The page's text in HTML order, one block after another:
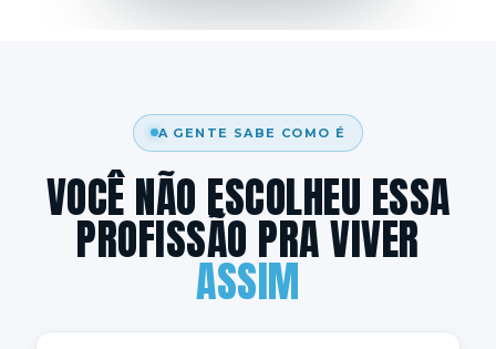
A GENTE SABE COMO É
VOCÊ NÃO ESCOLHEU ESSA
PROFISSÃO PRA VIVER
ASSIM